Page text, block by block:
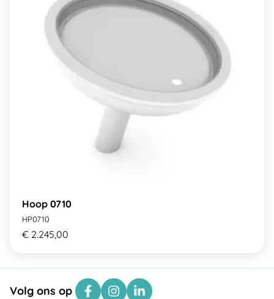
Hoop 0710
HP0710
€ 2.245,00
Volg ons op